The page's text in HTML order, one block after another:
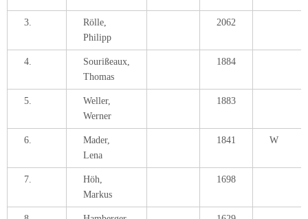
3.
Rölle,
Philipp
2062
4.
Sourißeaux,
Thomas
1884
5.
Weller,
Werner
1883
6.
Mader,
Lena
1841 W
7.
Höh,
Markus
1698